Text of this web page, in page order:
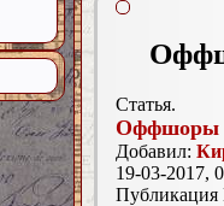
Статья.
Оффшоры
Добавил:
19-03-2017,